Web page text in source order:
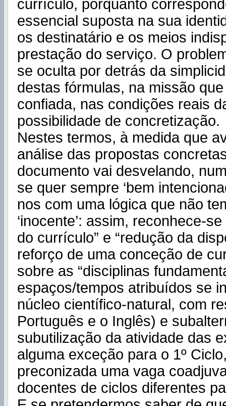
currículo, porquanto
essencial suposta na sua
os destinatário e os meios
prestação do serviço. O
se oculta por detrás da
destas fórmulas, na missão
confiada, nas condições reais
possibilidade de concretização.
Nestes termos, à medida que
análise das propostas
documento vai desvelando,
se quer sempre ‘bem
nos com uma lógica que não
‘inocente’: assim, reconhece-
do currículo” e “redução da
reforço de uma conceção de
sobre as “disciplinas
espaços/tempos atribuídos se
núcleo científico-natural, com
Português e o Inglês) e
subutilização da atividade das
alguma exceção para o 1º
preconizada uma vaga
docentes de ciclos diferentes